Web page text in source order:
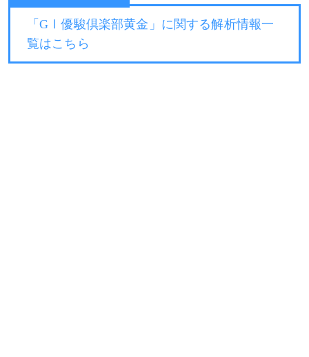
「GⅠ優駿倶楽部黄金」に関する解析情報一
覧はこちら